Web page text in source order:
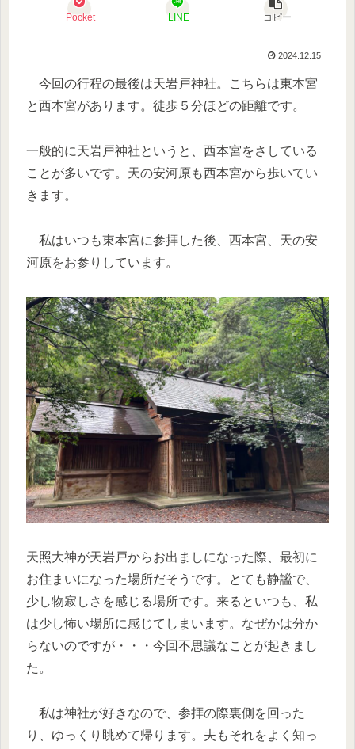
Pocket LINE コピー
2024.12.15
今回の行程の最後は天岩戸神社。こちらは東本宮
と西本宮があります。徒歩５分ほどの距離です。
一般的に天岩戸神社というと、西本宮をさしている
ことが多いです。天の安河原も西本宮から歩いてい
きます。
私はいつも東本宮に参拝した後、西本宮、天の安
河原をお参りしています。
天照大神が天岩戸からお出ましになった際、最初に
お住まいになった場所だそうです。とても静謐で、
少し物寂しさを感じる場所です。来るといつも、私
は少し怖い場所に感じてしまいます。なぜかは分か
らないのですが・・・今回不思議なことが起きまし
た。
私は神社が好きなので、参拝の際裏側を回った
り、ゆっくり眺めて帰ります。夫もそれをよく知っ